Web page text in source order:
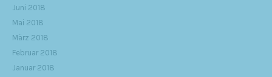
Juni 2018
Mai 2018
März 2018
Februar 2018
Januar 2018